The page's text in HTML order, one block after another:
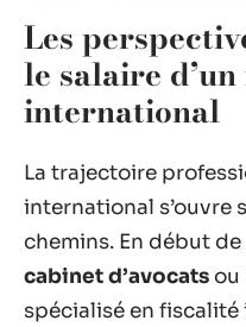
Les
le salaire
international
La trajectoire
international s’ouvre
chemins. En début
cabinet d’avocats ou
spécialisé en